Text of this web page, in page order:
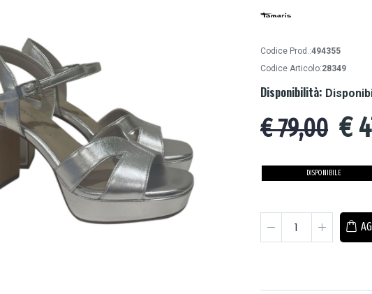
Codice Prod.:494355
Codice Articolo:28349
Disponibilità:
€ 79,00 €
DISPONIBILE